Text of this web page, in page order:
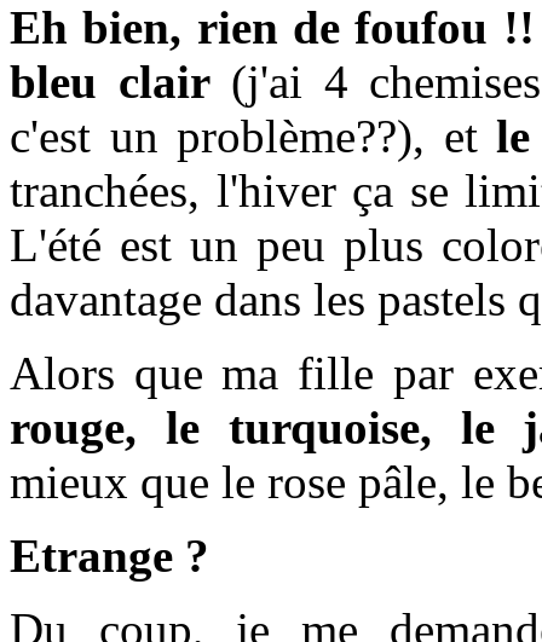
Eh bien, rien de foufou !!
bleu clair(j'ai 4
c'est un problème??), et
tranchées, l'hiver ça se
L'été est un peu plus
davantage dans les
Alors que ma fille par
rouge, le turquoise, le
mieux que le rose pâle, le
Etrange ?
Du coup, je me